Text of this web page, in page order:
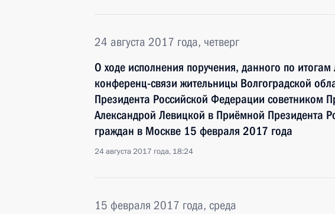
24 августа 2017 года, четверг
О ходе исполнения поручения, данного по
конференц-связи жительницы Волгоградской
Президента Российской Федерации советником
Александрой Левицкой в Приёмной Президента
граждан в Москве 15 февраля 2017 года
24 августа 2017 года, 18:24
15 февраля 2017 года, среда